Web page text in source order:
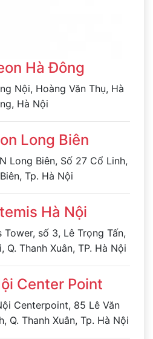
Hà Đông
Nội, Hoàng Văn Thụ, Hà
Hà Nội
Long Biên
Long Biên, Số 27 Cổ Linh,
Tp. Hà Nội
Hà Nội
số 3, Lê Trọng Tấn,
Q. Thanh Xuân, TP. Hà Nội
Center Point
Centerpoint, 85 Lê Văn
Q. Thanh Xuân, Tp. Hà Nội